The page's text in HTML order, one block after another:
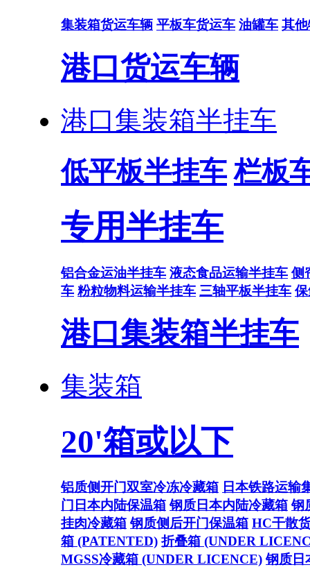
集装箱货运车辆 平板车货运车 油罐车 其
港口货运车辆
港口集装箱半挂车
低平板半挂车 栏板
专用半挂车
铝合金运油半挂车 液态食品运输半挂车 侧
车 粉粒物料运输半挂车 三轴平板半挂车
港口集装箱半挂车
集装箱
20'箱或以下
铝质侧开门双室冷冻冷藏箱 日本铁路运输
门日本内陆保温箱 钢质日本内陆冷藏箱 钢
挂肉冷藏箱 钢质侧后开门保温箱 HC干散
箱 (PATENTED) 折叠箱 (UNDER
MGSS冷藏箱 (UNDER LICENCE) 钢质日